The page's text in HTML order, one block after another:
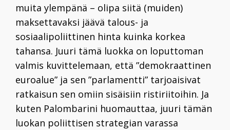
muita ylempänä – olipa siitä (muiden)
maksettavaksi jäävä talous- ja
sosiaalipoliittinen hinta kuinka korkea
tahansa. Juuri tämä luokka on loputtoman
valmis kuvittelemaan, että ”demokraattinen
euroalue” ja sen ”parlamentti” tarjoaisivat
ratkaisun sen omiin sisäisiin ristiriitoihin. Ja
kuten Palombarini huomauttaa, juuri tämän
luokan poliittisen strategian varassa